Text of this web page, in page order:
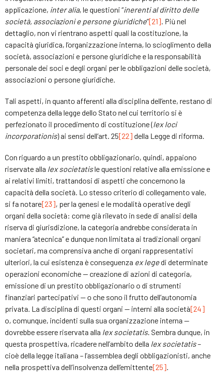
applicazione, inter alia, le questioni “inerenti al diritto delle
società, associazioni e persone giuridiche”[21] . Più nel
dettaglio, non vi rientrano aspetti quali la costituzione, la
capacità giuridica, l’organizzazione interna, lo scioglimento della
società, associazioni e persone giuridiche e la responsabilità
personale dei soci e degli organi per le obbligazioni delle società,
associazioni o persone giuridiche.
Tali aspetti, in quanto afferenti alla disciplina dell’ente, restano di
competenza della legge dello Stato nel cui territorio si è
perfezionato il procedimento di costituzione (lex loci
incorporationis) ai sensi dell’art. 25[22] della Legge di riforma.
Con riguardo a un prestito obbligazionario, quindi, appaiono
riservate alla lex societatisle questioni relative alla emissione e
ai relativi limiti, trattandosi di aspetti che concernono la
capacità della società. Lo stesso criterio di collegamento vale,
si fa notare[23], per la genesi e le modalità operative degli
organi della società: come già rilevato in sede di analisi della
riserva di giurisdizione, la categoria andrebbe considerata in
maniera “atecnica” e dunque non limitata ai tradizionali organi
societari, ma comprensiva anche di organi rappresentativi
ulteriori, la cui esistenza è conseguenza ex legedi determinate
operazioni economiche — creazione di azioni di categoria,
emissione di un prestito obbligazionario o di strumenti
finanziari partecipativi — o che sono il frutto dell’autonomia
privata. La disciplina di questi organi — interni alla società[24]
o, comunque, incidenti sulla sua organizzazione interna —
dovrebbe essere riservata alla lex societatis. Sembra dunque, in
questa prospettiva, ricadere nell’ambito della lex societatis–
cioè della legge italiana – l’assemblea degli obbligazionisti, anche
nella prospettiva dell’insolvenza dell’emittente[25]